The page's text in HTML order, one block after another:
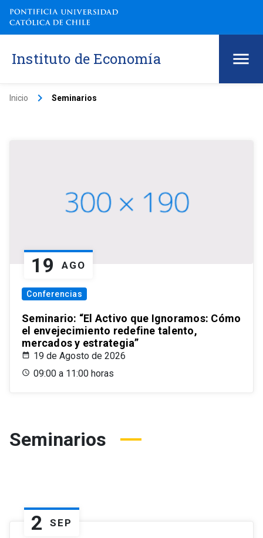
Instituto de Economía
Inicio keyboard_arrow_right Seminarios
19 AGO
Conferencias
Seminario: “El Activo que Ignoramos: Cómo
el envejecimiento redefine talento,
mercados y estrategia”
19 de Agosto de 2026
09:00 a 11:00 horas
Seminarios
2 SEP